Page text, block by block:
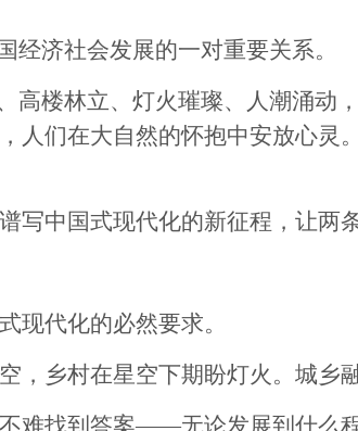
济社会发展的一对重要关系。
楼林立、灯火璀璨、人潮涌动
人们在大自然的怀抱中安放心灵
中国式现代化的新征程，让两
代化的必然要求。
乡村在星空下期盼灯火。城乡
找到答案——无论发展到什么程